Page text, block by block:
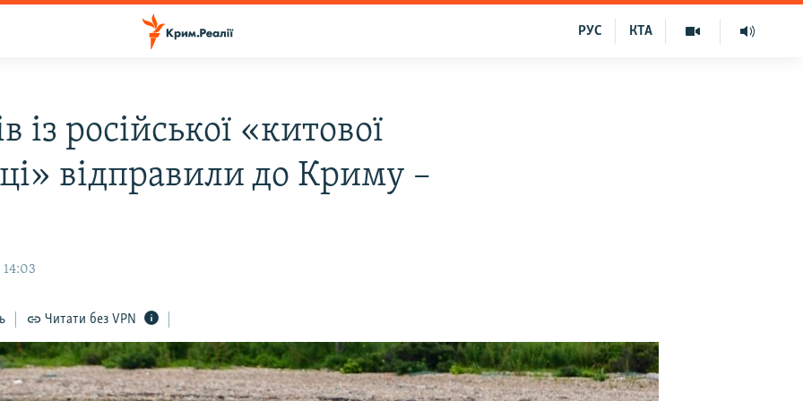
КТА
РУС
із російської «китової
відправили до Криму –
14:03
Читати без VPN